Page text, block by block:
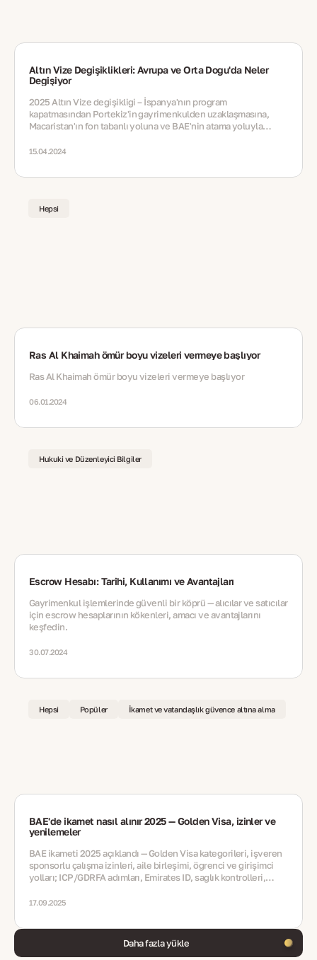
Altın Vize Değişiklikleri: Avrupa ve Orta Doğu'da Neler
Değişiyor
2025 Altın Vize değişikliği – İspanya'nın program
kapatmasından Portekiz'in gayrimenkulden uzaklaşmasına,
Macaristan'ın fon tabanlı yoluna ve BAE'nin atama yoluyla
15.04.2024
Hepsi
Ras Al Khaimah ömür boyu vizeleri vermeye başlıyor
Ras Al Khaimah ömür boyu vizeleri vermeye başlıyor
06.01.2024
Hukuki ve Düzenleyici Bilgiler
Escrow Hesabı: Tarihi, Kullanımı ve Avantajları
Gayrimenkul işlemlerinde güvenli bir köprü — alıcılar ve satıcılar
için escrow hesaplarının kökenleri, amacı ve avantajlarını
keşfedin.
30.07.2024
Hepsi Popüler İkamet ve vatandaşlık güvence altına alma
BAE'de ikamet nasıl alınır 2025 — Golden Visa, izinler ve
yenilemeler
BAE ikameti 2025 açıklandı — Golden Visa kategorileri, işveren
sponsorlu çalışma izinleri, aile birleşimi, öğrenci ve girişimci
yolları; ICP/GDRFA adımları, Emirates ID, sağlık kontrolleri,
17.09.2025
Daha fazla yükle